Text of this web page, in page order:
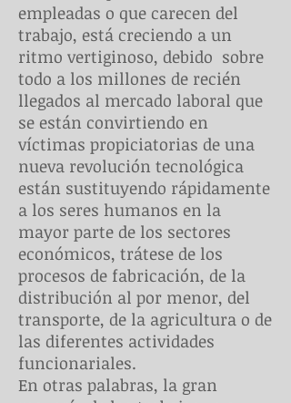
empleadas o que carecen del
trabajo, está creciendo a un
ritmo vertiginoso, debido sobre
todo a los millones de recién
llegados al mercado laboral que
se están convirtiendo en
víctimas propiciatorias de una
nueva revolución tecnológica
están sustituyendo rápidamente
a los seres humanos en la
mayor parte de los sectores
económicos, trátese de los
procesos de fabricación, de la
distribución al por menor, del
transporte, de la agricultura o de
las diferentes actividades
funcionariales.
En otras palabras, la gran